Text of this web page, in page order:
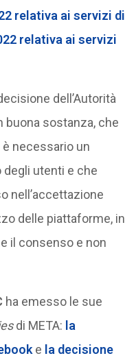
relativa ai servizi di
relativa ai servizi
dell’Autorità
buona sostanza, che
necessario un
utenti e che
nell’accettazione
delle piattaforme, in
il consenso e non
ha emesso le sue
di META: la
e la decisione